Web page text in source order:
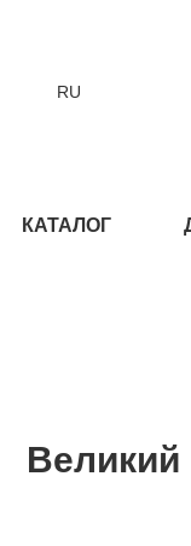
RU
КАТАЛОГ
Великий